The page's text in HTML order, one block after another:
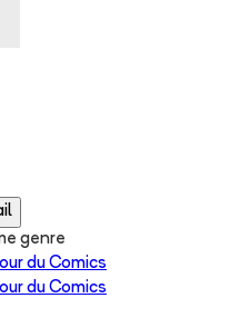
genre
du Comics
du Comics